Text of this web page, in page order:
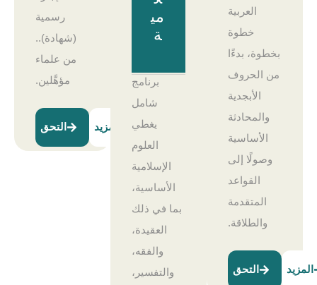
رسمية
(شهادة)..
من علماء
مؤهَّلين.
التحق المزيد
مي
ة
برنامج
شامل
يغطي
العلوم
الإسلامية
الأساسية،
بما في ذلك
العقيدة،
والفقه،
والتفسير،
العربية
خطوة
بخطوة، بدءًا
من الحروف
الأبجدية
والمحادثة
الأساسية
وصولًا إلى
القواعد
المتقدمة
والطلاقة.
التحق المزيد